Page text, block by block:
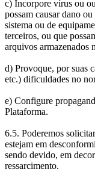
c) Incorpore vírus ou
possam causar dano
sistema ou de
terceiros, ou que
arquivos armazenados
d) Provoque, por suas
etc.) dificuldades no
e) Configure
Plataforma.
6.5. Poderemos
estejam em
sendo devido, em
ressarcimento.